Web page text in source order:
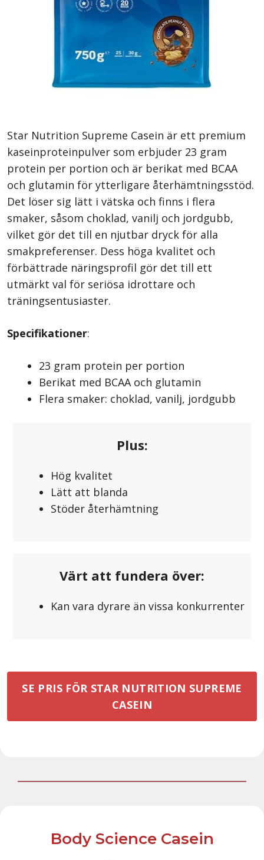
Star Nutrition Supreme Casein är ett premium
kaseinproteinpulver som erbjuder 23 gram
protein per portion och är berikat med BCAA
och glutamin för ytterligare återhämtningsstöd.
Det löser sig lätt i vätska och finns i flera
smaker, såsom choklad, vanilj och jordgubb,
vilket gör det till en njutbar dryck för alla
smakpreferenser. Dess höga kvalitet och
förbättrade näringsprofil gör det till ett
utmärkt val för seriösa idrottare och
träningsentusiaster.
Specifikationer:
23 gram protein per portion
Berikat med BCAA och glutamin
Flera smaker: choklad, vanilj, jordgubb
Plus:
Hög kvalitet
Lätt att blanda
Stöder återhämtning
Värt att fundera över:
Kan vara dyrare än vissa konkurrenter
SE PRIS FÖR STAR NUTRITION SUPREME
CASEIN
Body Science Casein